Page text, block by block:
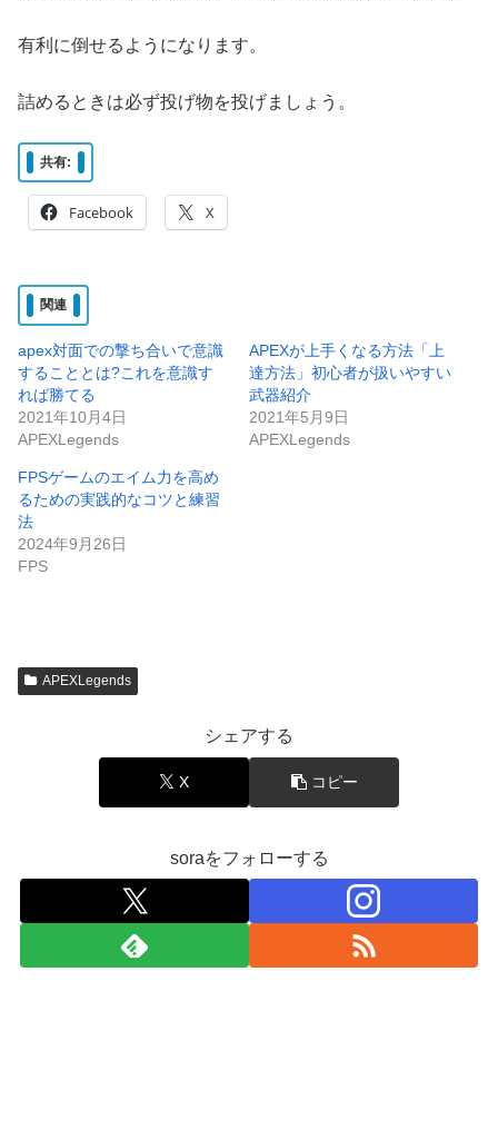
有利に倒せるようになります。
詰めるときは必ず投げ物を投げましょう。
共有:
Facebook X
関連
apex対面での撃ち合いで意識
することとは?これを意識す
れば勝てる
2021年10月4日
APEXLegends
APEXが上手くなる方法「上
達方法」初心者が扱いやすい
武器紹介
2021年5月9日
APEXLegends
FPSゲームのエイム力を高め
るための実践的なコツと練習
法
2024年9月26日
FPS
APEXLegends
シェアする
X コピー
soraをフォローする